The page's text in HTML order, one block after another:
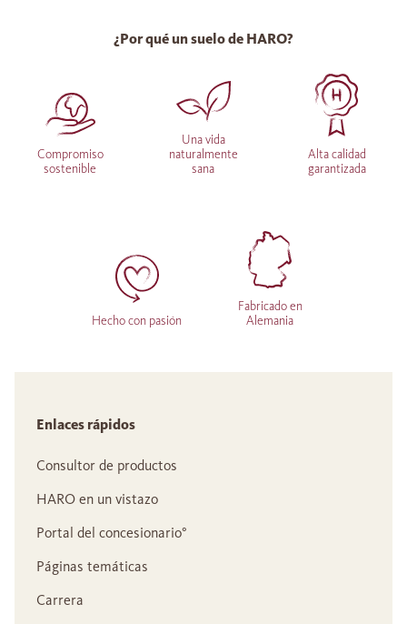
¿Por qué un suelo de HARO?
Compromiso
sostenible
Una vida
naturalmente
sana
Alta calidad
garantizada
Hecho con pasión
Fabricado en
Alemania
Enlaces rápidos
Consultor de productos
HARO en un vistazo
Portal del concesionario°
Páginas temáticas
Carrera